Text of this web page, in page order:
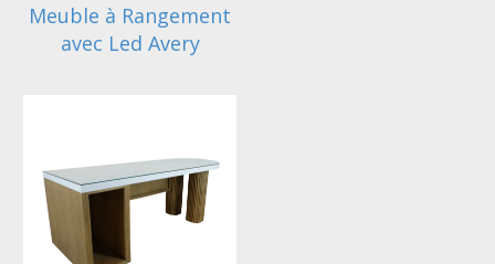
Meuble à Rangement
avec Led Avery